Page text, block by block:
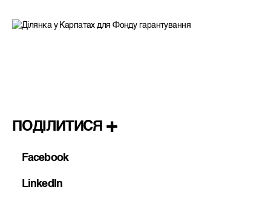
ПОДІЛИТИСЯ
Facebook
LinkedIn